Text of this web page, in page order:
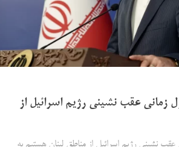
زمانی عقب نشینی رژیم اسرائیل از
عقب نشینی رژیم اسرائیل از مناطق لبنان هستیم به